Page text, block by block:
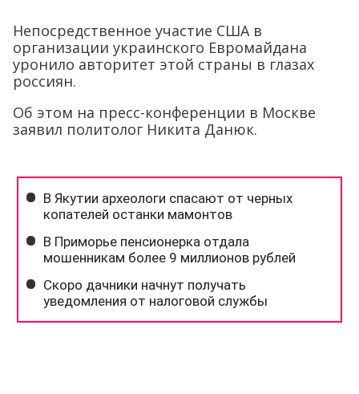
Непосредственное участие США в
организации украинского Евромайдана
уронило авторитет этой страны в глазах
россиян.
Об этом на пресс-конференции в Москве
заявил политолог Никита Данюк.